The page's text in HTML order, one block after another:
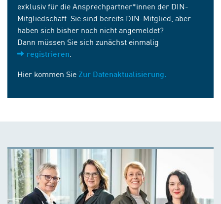
exklusiv für die Ansprechpartner*innen der DIN-
Mitgliedschaft. Sie sind bereits DIN-Mitglied, aber
haben sich bisher noch nicht angemeldet?
Dann müssen Sie sich zunächst einmalig
registrieren
Hier kommen Sie Zur Datenaktualisierung.